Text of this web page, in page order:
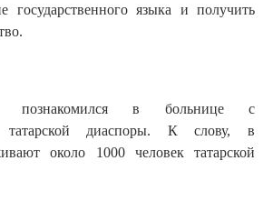
государственного языка и получить
познакомился в больнице с
татарской диаспоры. К слову, в
около 1000 человек татарской